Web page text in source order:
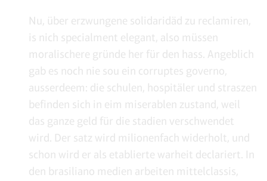
Nu, über erzwungene solidaridäd zu reclamiren,
is nich specialment elegant, also müssen
moralischere gründe her für den hass. Angeblich
gab es noch nie sou ein corruptes governo,
ausserdeem: die schulen, hospitäler und straszen
befinden sich in eim miserablen zustand, weil
das ganze geld für die stadien verschwendet
wird. Der satz wird milionenfach widerholt, und
schon wird er als etablierte warheit declariert. In
den brasiliano medien arbeiten mittelclassis,